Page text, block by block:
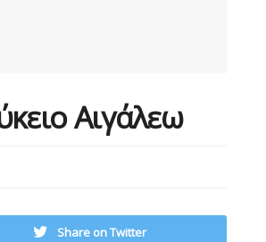
Αιγάλεω
Share on Twitter